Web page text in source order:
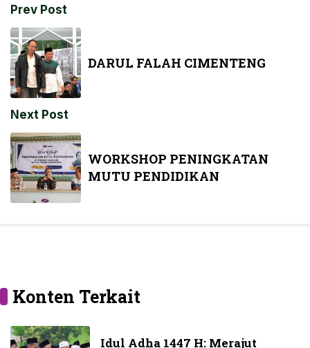
Prev Post
DARUL FALAH CIMENTENG
Next Post
WORKSHOP PENINGKATAN
MUTU PENDIDIKAN
Konten Terkait
Idul Adha 1447 H: Merajut